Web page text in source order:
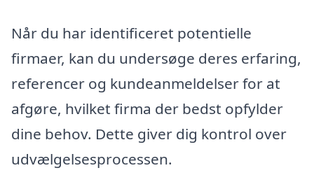
Når du har identificeret potentielle
firmaer, kan du undersøge deres erfaring,
referencer og kundeanmeldelser for at
afgøre, hvilket firma der bedst opfylder
dine behov. Dette giver dig kontrol over
udvælgelsesprocessen.